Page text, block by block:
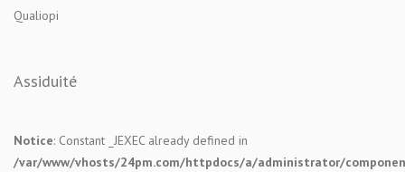
Qualiopi
Assiduité
Notice: Constant _JEXEC already defined in
/var/www/vhosts/24pm.com/httpdocs/a/administrator/